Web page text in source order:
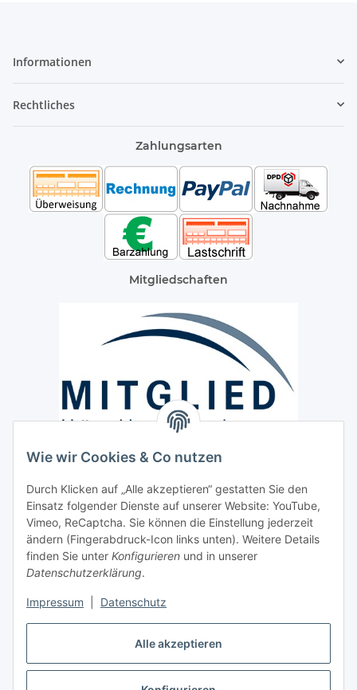
Alle akzeptieren
Wie wir Cookies & Co nutzen
Durch Klicken auf „Alle akzeptieren“ gestatten Sie den
Einsatz folgender Dienste auf unserer Website: YouTube,
Vimeo, ReCaptcha. Sie können die Einstellung jederzeit
ändern (Fingerabdruck-Icon links unten). Weitere Details
finden Sie unter Konfigurieren und in unserer
Datenschutzerklärung.
Impressum Datenschutz
Informationen
Rechtliches
Zahlungsarten
Mitgliedschaften
Paketdienst und Spedition
Regionaler Lieferservice im Umkreis von ca. 60 Km
Sicherheit